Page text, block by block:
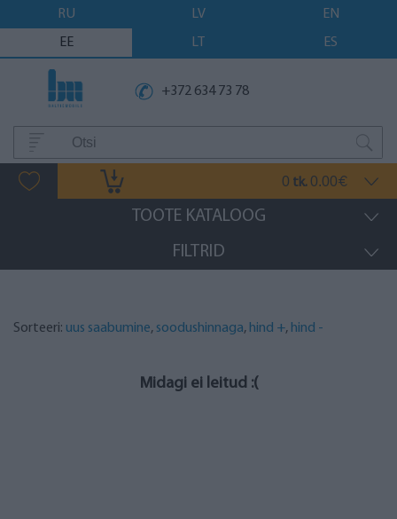
RU LV
EN
EE
LT ES
+372 634 73 78
0 tk. 0.00€
TOOTE KATALOOG
FILTRID
Sorteeri: uus saabumine, soodushinnaga, hind +, hind -
Midagi ei leitud :(